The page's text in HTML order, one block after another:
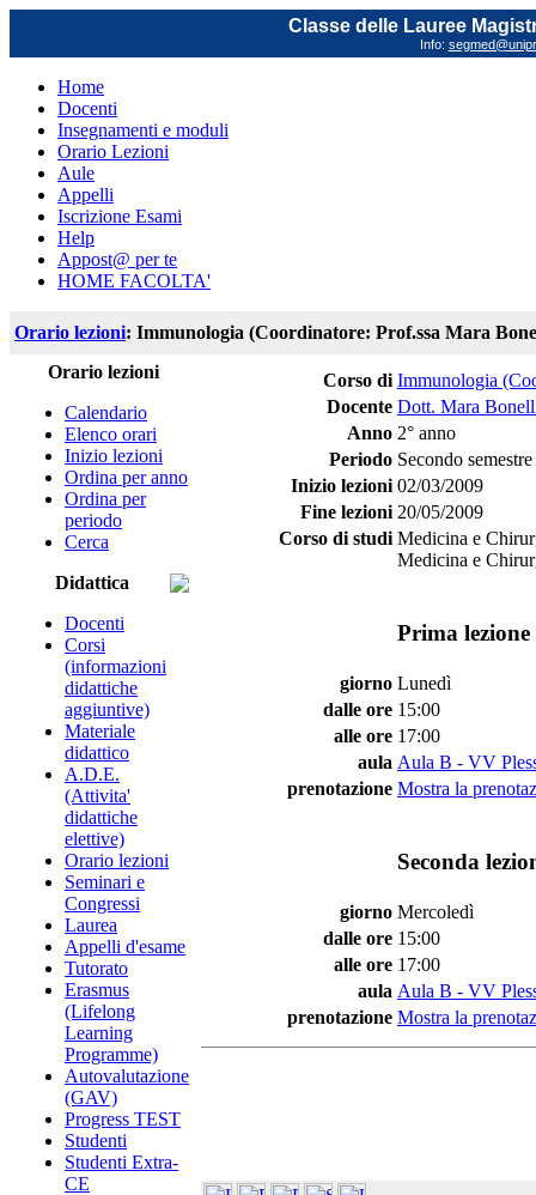
Classe delle Lauree
Info:
Home
Docenti
Insegnamenti e moduli
Orario Lezioni
Aule
Appelli
Iscrizione Esami
Help
Appost@ per te
HOME FACOLTA'
Orario lezioni: Immunologia (Coordinatore: Prof.ssa Mara
Orario lezioni
Calendario
Elenco orari
Inizio lezioni
Ordina per anno
Ordina per
periodo
Cerca
Didattica
Docenti
Corsi
(informazioni
didattiche
aggiuntive)
Materiale
didattico
A.D.E.
(Attivita'
didattiche
elettive)
Orario lezioni
Seminari e
Congressi
Laurea
Appelli d'esame
Tutorato
Erasmus
(Lifelong
Learning
Programme)
Autovalutazione
(GAV)
Progress TEST
Studenti
Studenti Extra-
CE
Corso di Immunologia
Docente Dott. Mara
Anno 2° anno
Periodo Secondo semestre
Inizio lezioni 02/03/2009
Fine lezioni 20/05/2009
Corso di studi Medicina e
Medicina e
Prima
giorno Lunedì
dalle ore 15:00
alle ore 17:00
aula Aula B - VV
prenotazione Mostra la
Seconda
giorno Mercoledì
dalle ore 15:00
alle ore 17:00
aula Aula B - VV
prenotazione Mostra la